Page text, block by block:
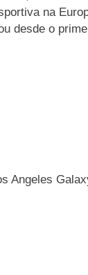
na
desde o
Angeles